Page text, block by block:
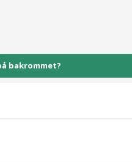
bakrommet?